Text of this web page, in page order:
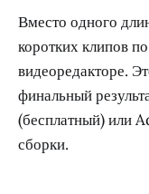
Вместо одного
коротких клипов
видеоредакторе.
финальный
(бесплатный) или
сборки.